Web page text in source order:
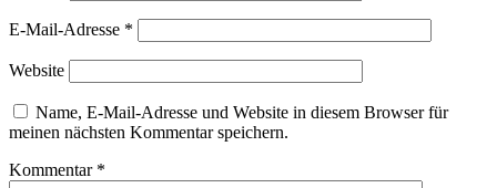
E-Mail-Adresse *
Website
Name, E-Mail-Adresse und Website in diesem Browser für
meinen nächsten Kommentar speichern.
Kommentar *